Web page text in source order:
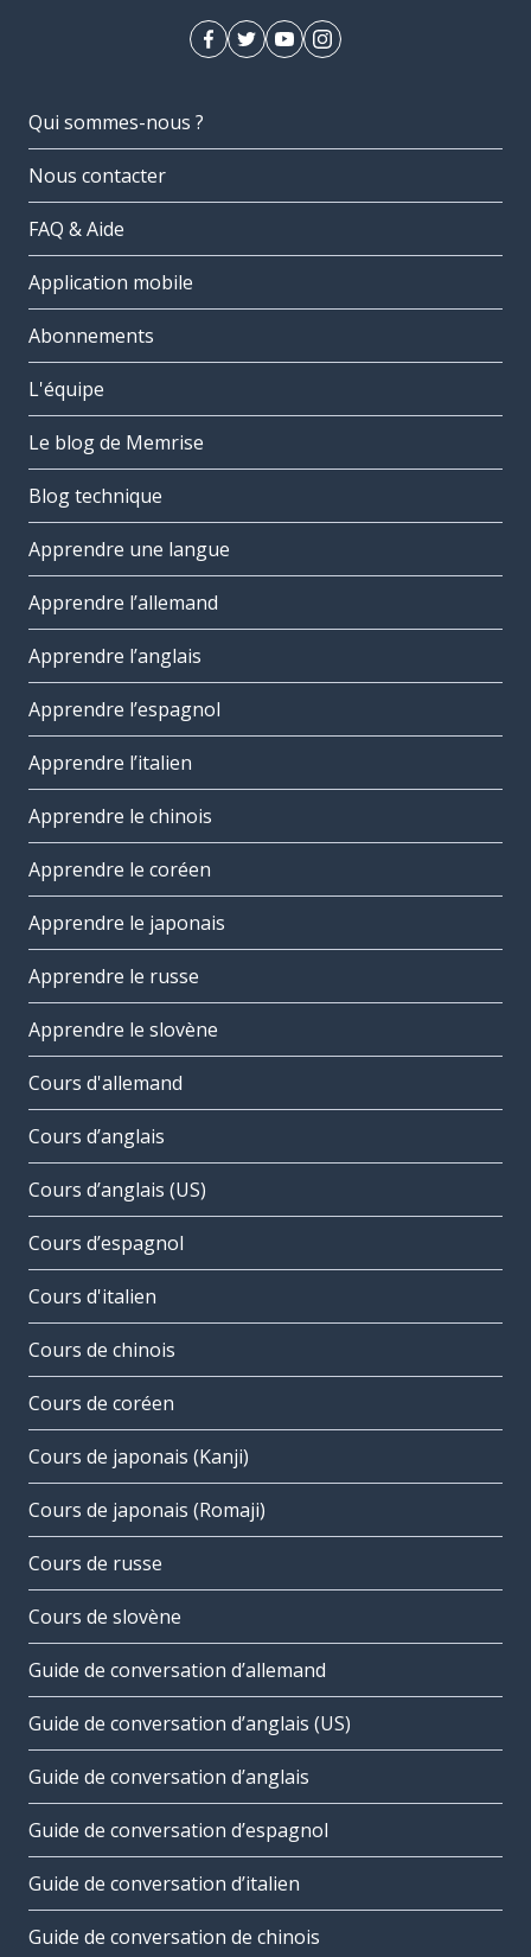
Qui sommes-nous ?
Nous contacter
FAQ & Aide
Application mobile
Abonnements
L'équipe
Le blog de Memrise
Blog technique
Apprendre une langue
Apprendre l’allemand
Apprendre l’anglais
Apprendre l’espagnol
Apprendre l’italien
Apprendre le chinois
Apprendre le coréen
Apprendre le japonais
Apprendre le russe
Apprendre le slovène
Cours d'allemand
Cours d’anglais
Cours d’anglais (US)
Cours d’espagnol
Cours d'italien
Cours de chinois
Cours de coréen
Cours de japonais (Kanji)
Cours de japonais (Romaji)
Cours de russe
Cours de slovène
Guide de conversation d’allemand
Guide de conversation d’anglais (US)
Guide de conversation d’anglais
Guide de conversation d’espagnol
Guide de conversation d’italien
Guide de conversation de chinois